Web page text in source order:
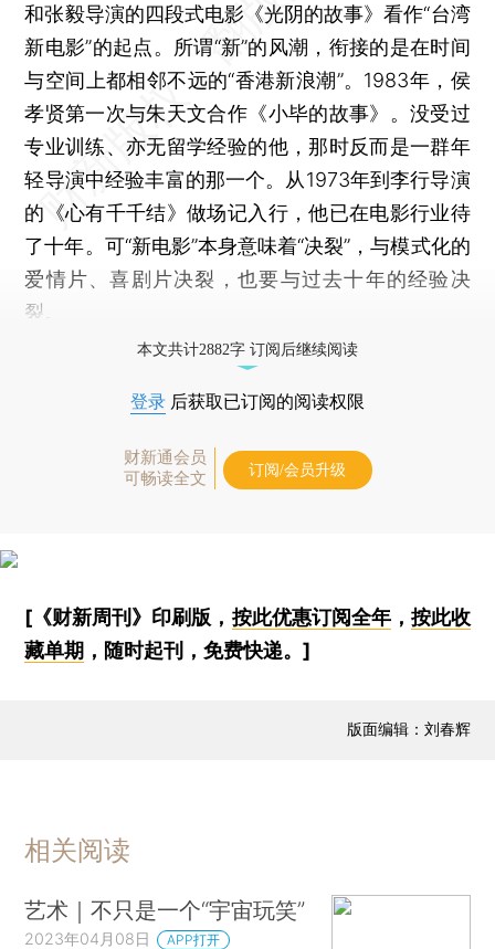
和张毅导演的四段式电影《光阴的故事》看作“台湾
新电影”的起点。所谓“新”的风潮，衔接的是在时间
与空间上都相邻不远的“香港新浪潮”。1983年，侯
孝贤第一次与朱天文合作《小毕的故事》。没受过
专业训练、亦无留学经验的他，那时反而是一群年
轻导演中经验丰富的那一个。从1973年到李行导演
的《心有千千结》做场记入行，他已在电影行业待
了十年。可“新电影”本身意味着“决裂”，与模式化的
爱情片、喜剧片决裂，也要与过去十年的经验决
裂。
本文共计2882字 订阅后继续阅读
登录 后获取已订阅的阅读权限
财新通会员
可畅读全文
订阅/会员升级
[《财新周刊》印刷版， 按此优惠订阅全年， 按此收
藏单期 ，随时起刊，免费快递。]
版面编辑：刘春辉
相关阅读
艺术｜不只是一个“宇宙玩笑”
2023年04月08日 APP打开